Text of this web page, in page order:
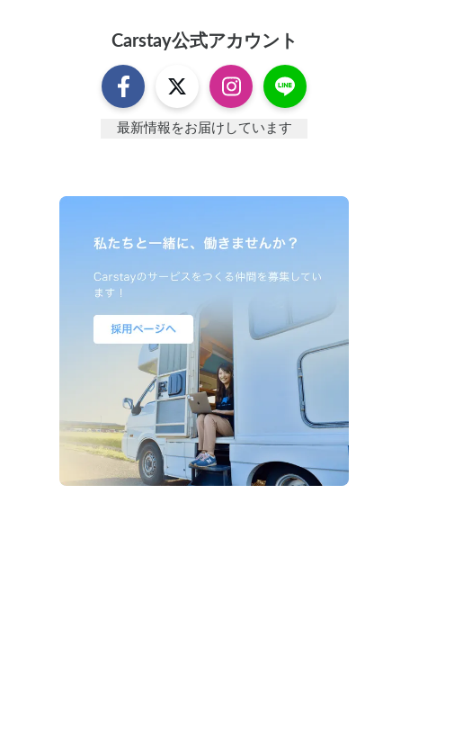
Carstay公式アカウント
最新情報をお届けしています